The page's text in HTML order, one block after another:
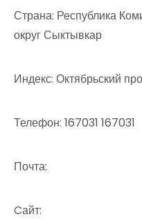
Страна: Республика
округ Сыктывкар
Индекс: Октябрьский
Телефон: 167031 167031
Почта:
Cайт: